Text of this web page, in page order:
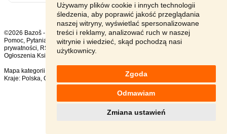
Używamy plików cookie i innych technologii
śledzenia, aby poprawić jakość przeglądania
naszej witryny, wyświetlać spersonalizowane
treści i reklamy, analizować ruch w naszej
witrynie i wiedzieć, skąd pochodzą nasi
użytkownicy.
Zgoda
Odmawiam
Zmiana ustawień
©2026 Bazoš -
sprzedam, ogłoszenia
Pomoc, Pytania Komentarze , Kontakt,Reklama ,Regulamin ,Polityka
prywatności, RSS
Ogłoszenia Książki ogółem:
157, w ciągu 24 godzin:
Mapa kategorii
Kraje: Polska, Czechy